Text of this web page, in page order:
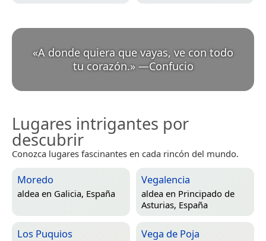
«A donde quiera que vayas, ve con todo
tu corazón.» —Confucio
Lugares intrigantes por
descubrir
Conozca lugares fascinantes en cada rincón del mundo.
Moredo
aldea en Galicia, España
Vegalencia
aldea en Principado de
Asturias, España
Los Puquios Vega de Poja